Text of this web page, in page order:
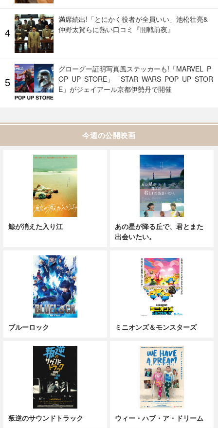
満席続出!「とにかく役者が全員いい」池松壮亮&
仲野太賀らに熱い口コミ『開戦前夜』
グローグー証明写真風ステッカーも!「MARVEL P
OP UP STORE」「STAR WARS POP UP STOR
E」がジェイアール京都伊勢丹で開催
今週の公開映画
鯨が消えた入り江
あの星が降る丘で、君とまた
出会いたい。
ブルーロック ミニオンズ＆モンスターズ
叛逆のサウンドトラック ウィー・ハブ・ア・ドリーム